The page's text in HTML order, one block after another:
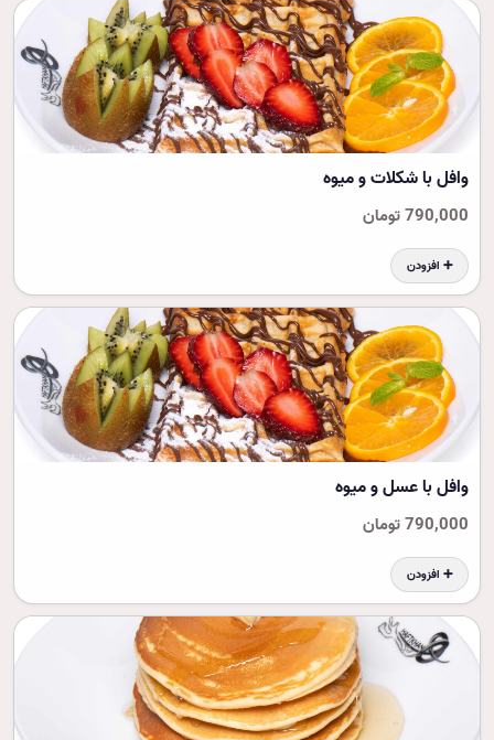
وافل با شکلات و میوه
790,000 تومان
➕ افزودن
وافل با عسل و میوه
790,000 تومان
➕ افزودن